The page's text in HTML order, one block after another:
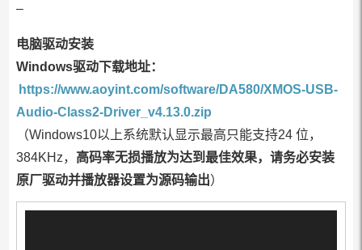
–
电脑驱动安装
Windows驱动下载地址：
https://www.aoyint.com/software/DA580/XMOS-USB-
Audio-Class2-Driver_v4.13.0.zip
（Windows10以上系统默认显示最高只能支持24 位，
384KHz， 高码率无损播放为达到最佳效果，请务必安装
原厂驱动并播放器设置为源码输出）